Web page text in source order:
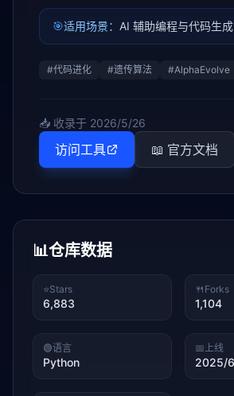
🎯适用场景： AI 辅助编程与代码生成
#代码进化 #遗传算法 #AlphaEvolve
📥 收录于 2026/5/26
访问工具 📖 官方文档
📊仓库数据
⭐Stars
6,883
🍴 Forks
1,104
🟢语言
Python
📅上线
2025/